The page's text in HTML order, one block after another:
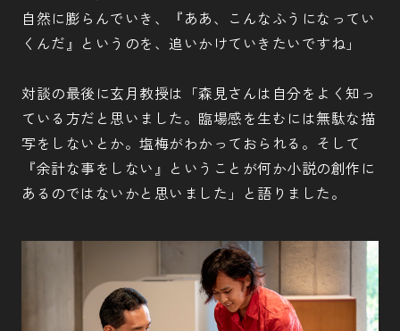
自然に膨らんでいき、『ああ、こんなふうになってい
くんだ』というのを、追いかけていきたいですね」
対談の最後に玄月教授は「森見さんは自分をよく知っ
ている方だと思いました。臨場感を生むには無駄な描
写をしないとか。塩梅がわかっておられる。そして
『余計な事をしない』ということが何か小説の創作に
あるのではないかと思いました」と語りました。